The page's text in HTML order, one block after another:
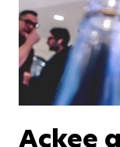
Ackee